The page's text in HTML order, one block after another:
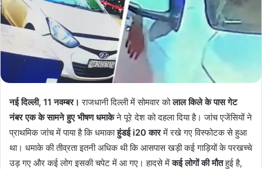
नई दिल्ली, 11 नवम्बर। राजधानी दिल्ली में सोमवार कोलाल किले के पास गेट
नंबर एक के सामने हुए भीषण धमाकेने पूरे देश को दहला दिया है। जांच एजेंसियों ने
प्राथमिक जांच में पाया है कि धमाकाहुंडई i20 कारमें रखे गए विस्फोटक से हुआ
था। धमाके की तीव्रता इतनी अधिक थी कि आसपास खड़ी कई गाड़ियों के परखच्चे
उड़ गए और कई लोग इसकी चपेट में आ गए। हादसे मेंकई लोगों की मौतहुई है,